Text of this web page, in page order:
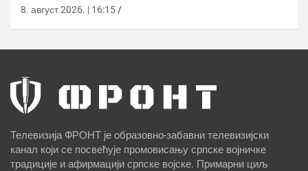
8. август 2026. | 16:15
Телевизија ФРОНТ је образовно-забавни телевизијски
канал који се посвећује промовисању српске војничке
традиције и афирмацији српске војске. Примарни циљ